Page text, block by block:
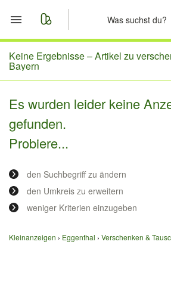
Start
Merkliste
Nachrichten
Anzeige aufgeben
Keine Ergebnisse –Artikel zu
Bayern
Es wurden leider keine
gefunden.
Probiere...
den Suchbegriff zu ändern
den Umkreis zu erweitern
weniger Kriterien einzugeben
Kleinanzeigen Eggenthal Verschenken &